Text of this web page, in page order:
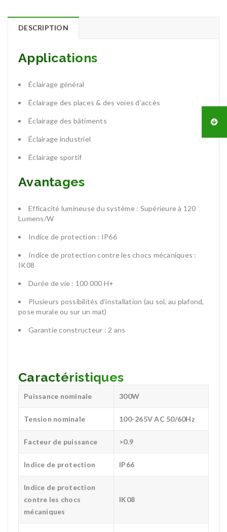
DESCRIPTION
Applications
Éclairage général
Éclairage des places & des voies d’accès
Éclairage des bâtiments
Éclairage industriel
Éclairage sportif
Avantages
Efficacité lumineuse du système : Supérieure à 120
Lumens/W
Indice de protection : IP66
Indice de protection contre les chocs mécaniques :
IK08
Durée de vie : 100 000 H+
Plusieurs possibilités d’installation (au sol, au plafond,
pose murale ou sur un mat)
Garantie constructeur : 2 ans
Caractéristiques
Puissance nominale 300W
Tension nominale 100-265V AC 50/60Hz
Facteur de puissance >0.9
Indice de protection IP66
Indice de protection
contre les chocs
mécaniques
IK08